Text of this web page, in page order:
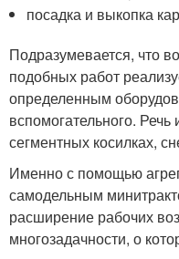
посадка и выкопка
Подразумевается, что
подобных работ
определенным
вспомогательного.
сегментных косилках,
Именно с помощью
самодельным
расширение рабочих
многозадачности, о